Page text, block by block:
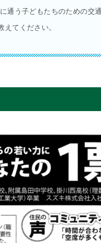
通う子どもたちのための交
てください。